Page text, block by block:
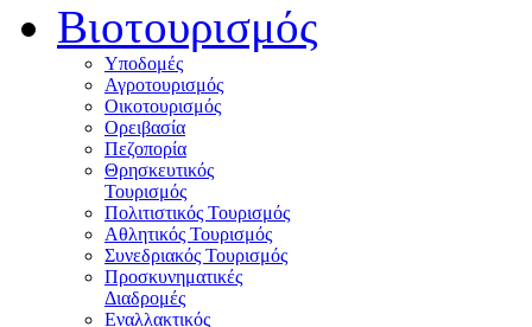
Βιοτουρισμός
Υποδομές
Αγροτουρισμός
Οικοτουρισμός
Ορειβασία
Πεζοπορία
Θρησκευτικός
Τουρισμός
Πολιτιστικός Τουρισμός
Αθλητικός Τουρισμός
Συνεδριακός Τουρισμός
Προσκυνηματικές
Διαδρομές
Εναλλακτικός